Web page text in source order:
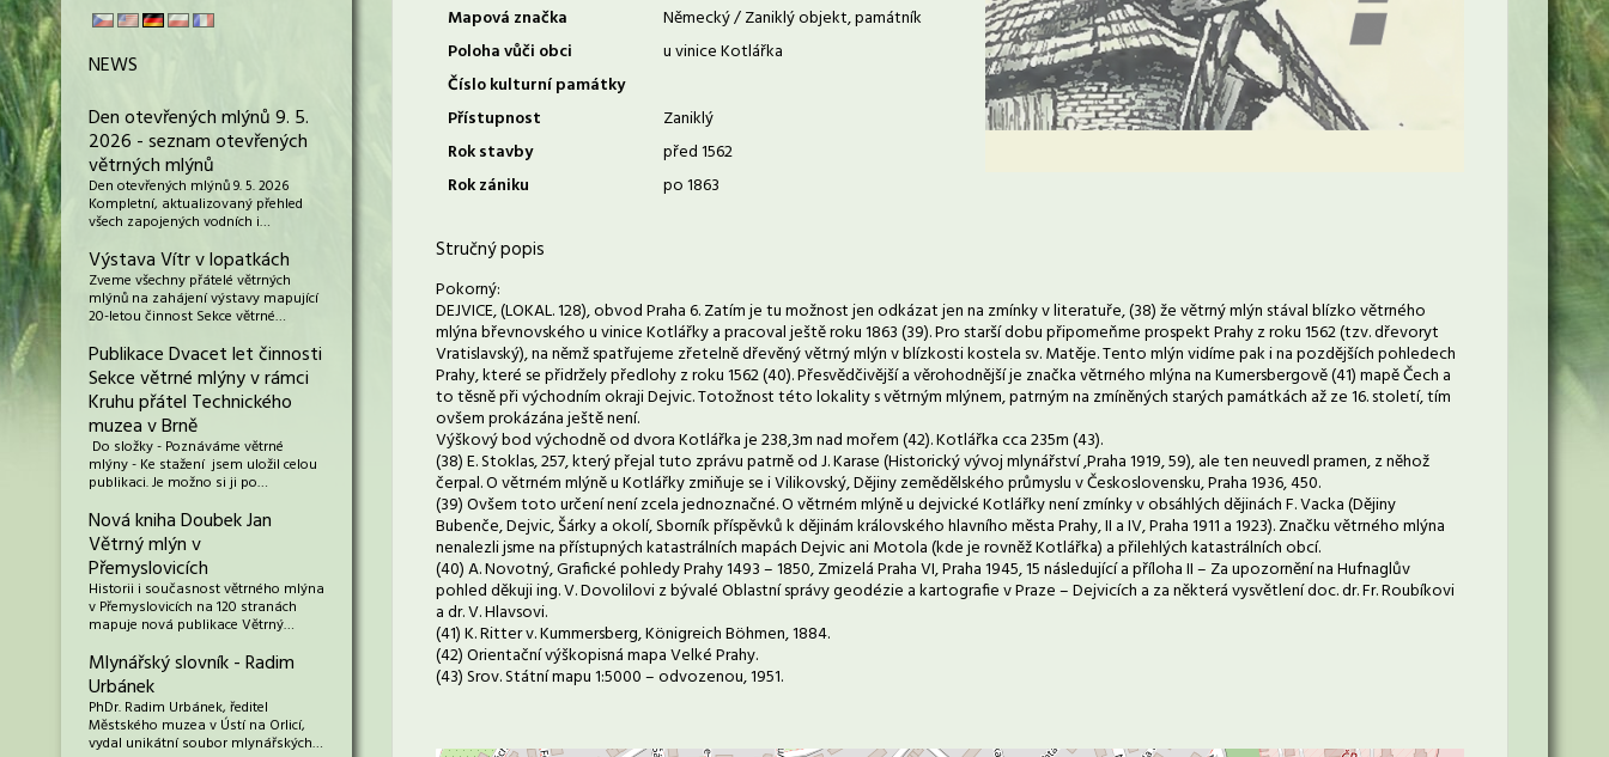
NEWS
Den otevřených mlýnů 9. 5.
2026 - seznam otevřených
větrných mlýnů
Den otevřených mlýnů 9. 5. 2026
Kompletní, aktualizovaný přehled
všech zapojených vodních i…
Výstava Vítr v lopatkách
Zveme všechny přátelé větrných
mlýnů na zahájení výstavy mapující
20-letou činnost Sekce větrné…
Publikace Dvacet let činnosti
Sekce větrné mlýny v rámci
Kruhu přátel Technického
muzea v Brně
Do složky - Poznáváme větrné
mlýny - Ke stažení jsem uložil celou
publikaci. Je možno si ji po…
Nová kniha Doubek Jan
Větrný mlýn v
Přemyslovicích
Historii i současnost větrného mlýna
v Přemyslovicích na 120 stranách
mapuje nová publikace Větrný…
Mlynářský slovník - Radim
Urbánek
PhDr. Radim Urbánek, ředitel
Městského muzea v Ústí na Orlicí,
vydal unikátní soubor mlynářských…
Mapová značka
Německý / Zaniklý objekt, památník
Poloha vůči obci
u vinice Kotlářka
Číslo kulturní památky
Přístupnost
Zaniklý
Rok stavby
před 1562
Rok zániku
po 1863
Stručný popis
Pokorný:
DEJVICE, (LOKAL. 128), obvod Praha 6. Zatím je tu možnost jen odkázat jen na zmínky v literatuře, (38) že větrný mlýn stával blízko větrného
mlýna břevnovského u vinice Kotlářky a pracoval ještě roku 1863 (39). Pro starší dobu připomeňme prospekt Prahy z roku 1562 (tzv. dřevoryt
Vratislavský), na němž spatřujeme zřetelně dřevěný větrný mlýn v blízkosti kostela sv. Matěje. Tento mlýn vidíme pak i na pozdějších pohledech
Prahy, které se přidržely předlohy z roku 1562 (40). Přesvědčivější a věrohodnější je značka větrného mlýna na Kumersbergově (41) mapě Čech a
to těsně při východním okraji Dejvic. Totožnost této lokality s větrným mlýnem, patrným na zmíněných starých památkách až ze 16. století, tím
ovšem prokázána ještě není.
Výškový bod východně od dvora Kotlářka je 238,3m nad mořem (42). Kotlářka cca 235m (43).
(38) E. Stoklas, 257, který přejal tuto zprávu patrně od J. Karase (Historický vývoj mlynářství ,Praha 1919, 59), ale ten neuvedl pramen, z něhož
čerpal. O větrném mlýně u Kotlářky zmiňuje se i Vilikovský, Dějiny zemědělského průmyslu v Československu, Praha 1936, 450.
(39) Ovšem toto určení není zcela jednoznačné. O větrném mlýně u dejvické Kotlářky není zmínky v obsáhlých dějinách F. Vacka (Dějiny
Bubenče, Dejvic, Šárky a okolí, Sborník příspěvků k dějinám královského hlavního města Prahy, II a IV, Praha 1911 a 1923). Značku větrného mlýna
nenalezli jsme na přístupných katastrálních mapách Dejvic ani Motola (kde je rovněž Kotlářka) a přilehlých katastrálních obcí.
(40) A. Novotný, Grafické pohledy Prahy 1493 – 1850, Zmizelá Praha VI, Praha 1945, 15 následující a příloha II – Za upozornění na Hufnaglův
pohled děkuji ing. V. Dovolilovi z bývalé Oblastní správy geodézie a kartografie v Praze – Dejvicích a za některá vysvětlení doc. dr. Fr. Roubíkovi
a dr. V. Hlavsovi.
(41) K. Ritter v. Kummersberg, Königreich Böhmen, 1884.
(42) Orientační výškopisná mapa Velké Prahy.
(43) Srov. Státní mapu 1:5000 – odvozenou, 1951.